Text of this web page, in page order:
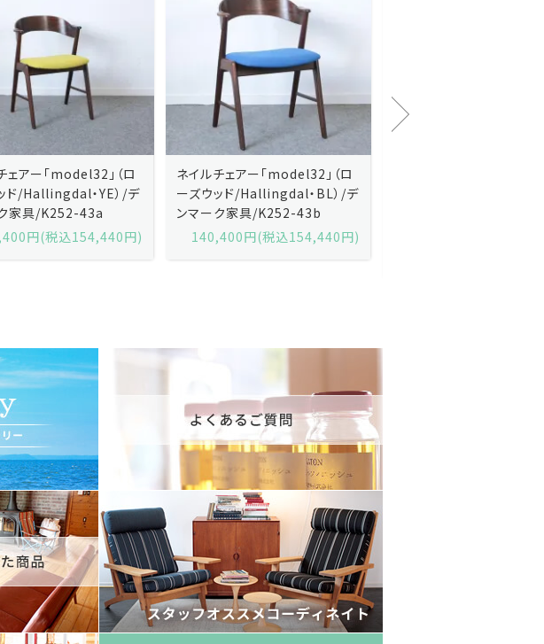
ェアー「model32」（ロ
ド/Hallingdal・BL）/デ
家具/K252-43b
円(税込154,440円)
Kai Kristiansenカイ・クリスチ
ャンセン/ダイニングチェアー
「No.42」（ローズウッド・レザー
黒）/デンマーク家具/J252-57j